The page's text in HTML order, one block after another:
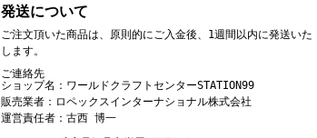
発送について
ご注文頂いた商品は、原則的にご入金後、1週間以内に発送いた
します。
ご連絡先
ショップ名：ワールドクラフトセンターSTATION99
販売業者：ロペックスインターナショナル株式会社
運営責任者：古西 博一